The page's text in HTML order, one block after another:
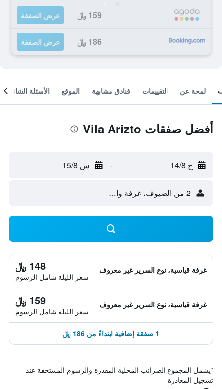
159 ﷼ عرض الصفقة
186 ﷼ عرض الصفقة
لمحة عن التقييمات فنادق مشابهة الموقع الأسئلة الشائعة
أفضل صفقات Vila Arizto
ج 14/8 - س 15/8
2 من الضيوف، غرفة واحدة
غرفة قياسية، نوع السرير غير معروف 148 ﷼
سعر الليلة شامل الرسوم
غرفة قياسية، نوع السرير غير معروف 159 ﷼
سعر الليلة شامل الرسوم
1 صفقة إضافية ابتداءً من 186 ﷼
*يشمل المجموع الضرائب المحلية المقدرة والرسوم المستحقة عند
تسجيل المغادرة.